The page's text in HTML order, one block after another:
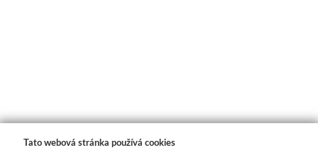
Tato webová stránka používá cookies